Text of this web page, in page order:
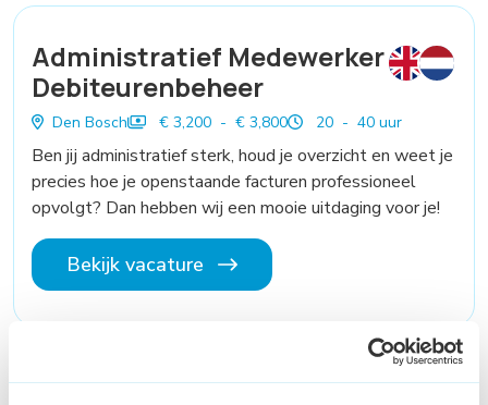
Administratief Medewerker
Debiteurenbeheer
Den Bosch € 3,200 - € 3,800 20 - 40 uur
Ben jij administratief sterk, houd je overzicht en weet je
precies hoe je openstaande facturen professioneel
opvolgt? Dan hebben wij een mooie uitdaging voor je!
Bekijk vacature
Commercieel Binnendienst